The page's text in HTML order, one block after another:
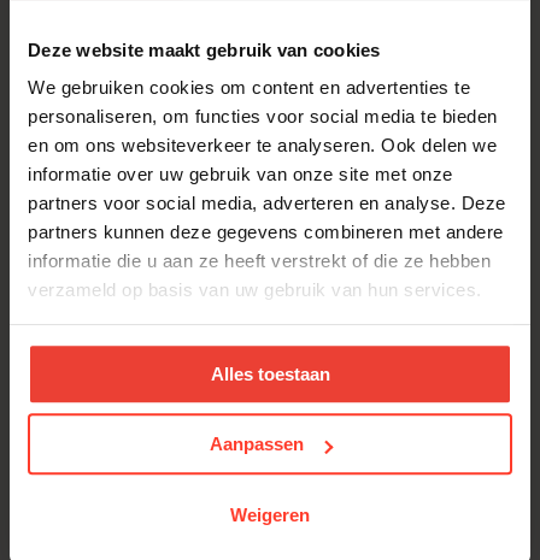
Deze website maakt gebruik van cookies
We gebruiken cookies om content en advertenties te
personaliseren, om functies voor social media te bieden
en om ons websiteverkeer te analyseren. Ook delen we
informatie over uw gebruik van onze site met onze
partners voor social media, adverteren en analyse. Deze
partners kunnen deze gegevens combineren met andere
informatie die u aan ze heeft verstrekt of die ze hebben
verzameld op basis van uw gebruik van hun services.
Alles toestaan
Aanpassen
Weigeren
Je hebt technisch inzicht en kan technische plannen
lezen of wil dit leren.
Veilig werken is voor jou vanzelfsprekend (VCA is een
pluspunt).
Je bent een teamspeler die houdt van structuur en
samenwerking.
Bij voorkeur heb je rijbewijs B en eigen vervoer.
projecten die indruk maken.
Marktconforme verloning, afhankelijk van ervaring, met
extralegale voordelen.
Opleiding, begeleiding en doorgroeimogelijkheden.
Een collegiale werkomgeving met een no-nonsense